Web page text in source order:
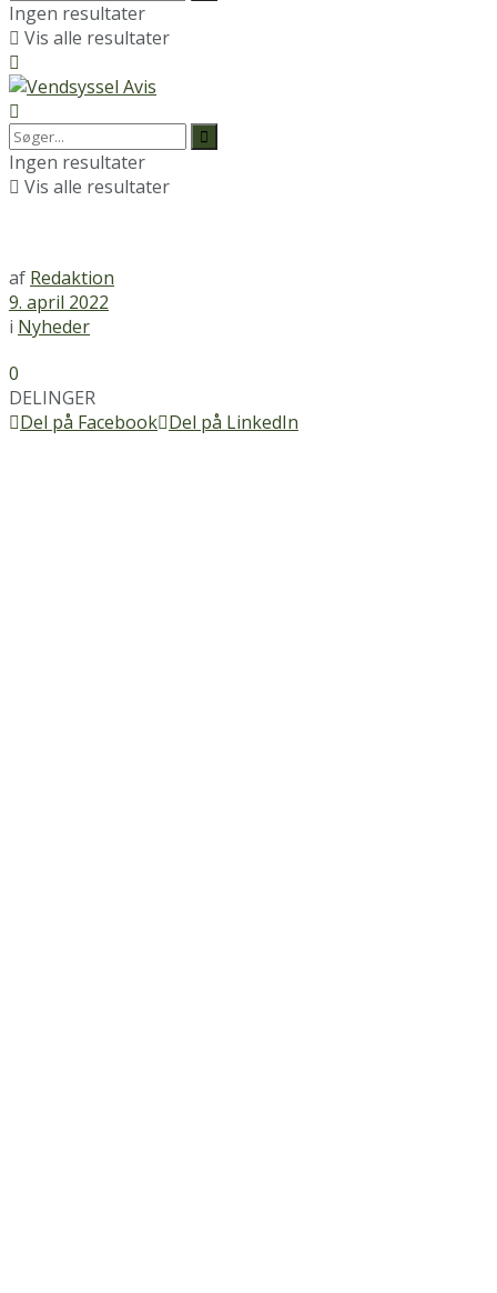
Ingen resultater
Vis alle resultater
Ingen resultater
Vis alle resultater
af Redaktion
9. april 2022
i Nyheder
0
DELINGER
Del på Facebook Del på LinkedIn